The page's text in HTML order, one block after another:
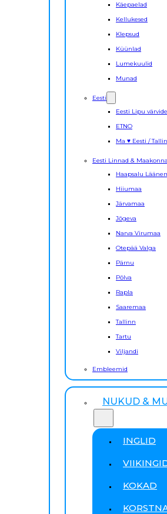
Käepaelad
Kellukesed
Klepsud
Küünlad
Lumekuulid
Munad
Eesti
Eesti Lipu
ETNO
Ma ♥ Eesti /
Eesti Linnad &
Haapsalu
Hiiumaa
Järvamaa
Jõgeva
Narva Virumaa
Otepää Valga
Pärnu
Põlva
Rapla
Saaremaa
Tallinn
Tartu
Viljandi
Embleemid
NUKUD &
INGLID
KOKAD